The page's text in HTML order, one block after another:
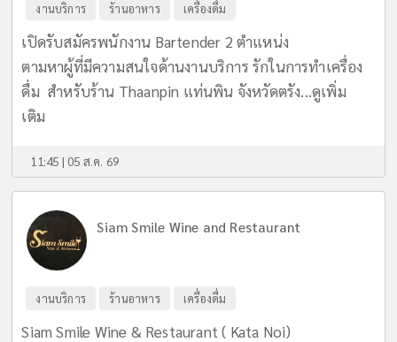
งานบริการ ร้านอาหาร เครื่องดื่ม
เปิดรับสมัครพนักงาน Bartender 2 ตำแหน่ง
ตามหาผู้ที่มีความสนใจด้านงานบริการ รักในการทำเครื่อง
ดื่ม สำหรับร้าน Thaanpin แท่นพิน จังหวัดตรัง...ดูเพิ่ม
เติม
11:45 | 05 ส.ค. 69
Siam Smile Wine and Restaurant
งานบริการ ร้านอาหาร เครื่องดื่ม
Siam Smile Wine & Restaurant ( Kata Noi)